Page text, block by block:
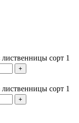
сорт 1
сорт 1